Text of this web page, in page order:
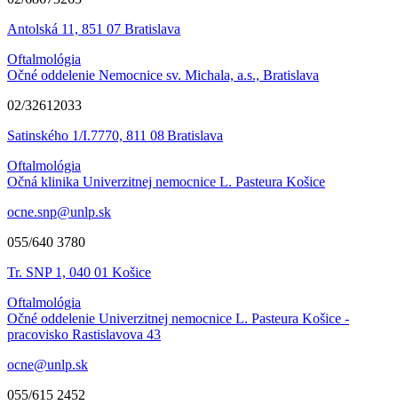
Antolská 11, 851 07 Bratislava
Oftalmológia
Očné oddelenie Nemocnice sv. Michala, a.s., Bratislava
02/32612033
Satinského 1/I.7770, 811 08 Bratislava
Oftalmológia
Očná klinika Univerzitnej nemocnice L. Pasteura Košice
ocne.snp@unlp.sk
055/640 3780
Tr. SNP 1, 040 01 Košice
Oftalmológia
Očné oddelenie Univerzitnej nemocnice L. Pasteura Košice -
pracovisko Rastislavova 43
ocne@unlp.sk
055/615 2452